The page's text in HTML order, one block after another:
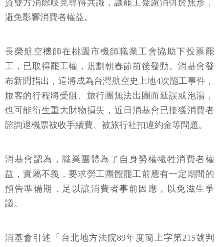
資雙方消除歧見尋得共識，讓罷工疑慮消弭於無形，
避免影響消費者權益。
長榮航空機師在桃園市機師職業工會協助下投票罷
工，已取得罷工權，規劃朝春節前後發動。消基會發
布新聞指出，這將成為台灣航空史上地4次罷工事件，
旅客的行程將受阻、旅行團無法出團而延誤或泡湯，
也可能衍生重大財物損失，近日消基會已接獲消費者
諮詢退機票被收手續費、被旅行社扣違約金等問題。
消基會認為，職業團體為了自身勞權犧牲消費者權
益，實屬不義，要求勞工團體罷工前應有一定期間的
預告準備期，足以讓消費者事前因應，以免滋生爭
議。
消基會引述「台北地方法院89年度簡上字第215號判